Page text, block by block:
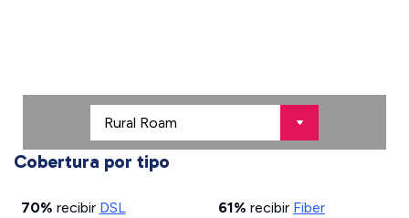
Cobertura por tipo
70% recibir DSL 61% recibir Fiber